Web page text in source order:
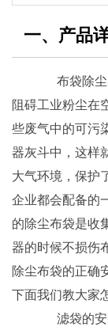
一、产品
布袋除尘
阻碍工业粉尘在
些废气中的可污
器灰斗中，这样
大气环境，保护
企业都会配备的
的除尘布袋是收
器的时候不损伤
除尘布袋的正确
下面我们教大家
滤袋的安